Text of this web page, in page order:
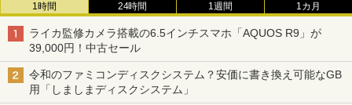
1時間 24時間 1週間 1カ月
ライカ監修カメラ搭載の6.5インチスマホ「AQUOS R9」が
39,000円！中古セール
令和のファミコンディスクシステム？安価に書き換え可能なGB
用「しましまディスクシステム」